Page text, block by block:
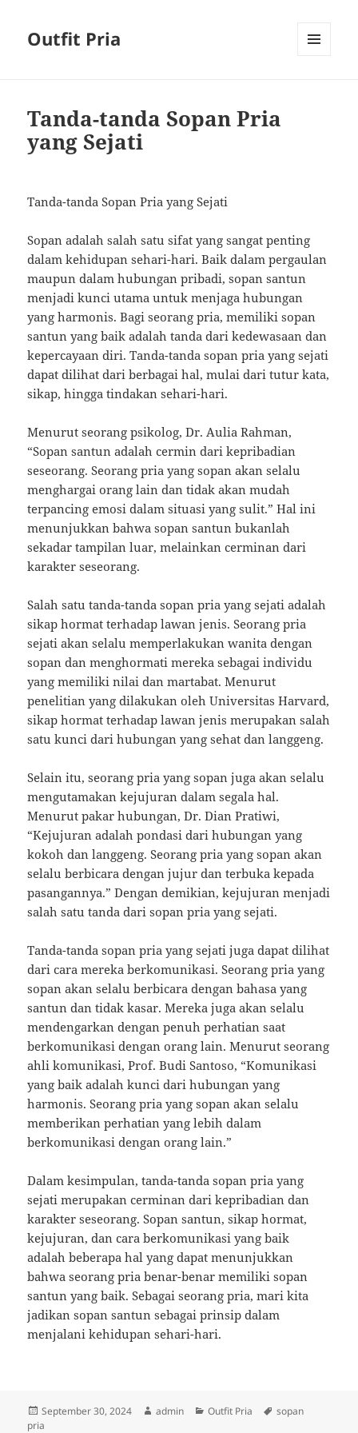
Outfit Pria
Tanda-tanda Sopan Pria
yang Sejati
Tanda-tanda Sopan Pria yang Sejati
Sopan adalah salah satu sifat yang sangat penting
dalam kehidupan sehari-hari. Baik dalam pergaulan
maupun dalam hubungan pribadi, sopan santun
menjadi kunci utama untuk menjaga hubungan
yang harmonis. Bagi seorang pria, memiliki sopan
santun yang baik adalah tanda dari kedewasaan dan
kepercayaan diri. Tanda-tanda sopan pria yang sejati
dapat dilihat dari berbagai hal, mulai dari tutur kata,
sikap, hingga tindakan sehari-hari.
Menurut seorang psikolog, Dr. Aulia Rahman,
“Sopan santun adalah cermin dari kepribadian
seseorang. Seorang pria yang sopan akan selalu
menghargai orang lain dan tidak akan mudah
terpancing emosi dalam situasi yang sulit.” Hal ini
menunjukkan bahwa sopan santun bukanlah
sekadar tampilan luar, melainkan cerminan dari
karakter seseorang.
Salah satu tanda-tanda sopan pria yang sejati adalah
sikap hormat terhadap lawan jenis. Seorang pria
sejati akan selalu memperlakukan wanita dengan
sopan dan menghormati mereka sebagai individu
yang memiliki nilai dan martabat. Menurut
penelitian yang dilakukan oleh Universitas Harvard,
sikap hormat terhadap lawan jenis merupakan salah
satu kunci dari hubungan yang sehat dan langgeng.
Selain itu, seorang pria yang sopan juga akan selalu
mengutamakan kejujuran dalam segala hal.
Menurut pakar hubungan, Dr. Dian Pratiwi,
“Kejujuran adalah pondasi dari hubungan yang
kokoh dan langgeng. Seorang pria yang sopan akan
selalu berbicara dengan jujur dan terbuka kepada
pasangannya.” Dengan demikian, kejujuran menjadi
salah satu tanda dari sopan pria yang sejati.
Tanda-tanda sopan pria yang sejati juga dapat dilihat
dari cara mereka berkomunikasi. Seorang pria yang
sopan akan selalu berbicara dengan bahasa yang
santun dan tidak kasar. Mereka juga akan selalu
mendengarkan dengan penuh perhatian saat
berkomunikasi dengan orang lain. Menurut seorang
ahli komunikasi, Prof. Budi Santoso, “Komunikasi
yang baik adalah kunci dari hubungan yang
harmonis. Seorang pria yang sopan akan selalu
memberikan perhatian yang lebih dalam
berkomunikasi dengan orang lain.”
Dalam kesimpulan, tanda-tanda sopan pria yang
sejati merupakan cerminan dari kepribadian dan
karakter seseorang. Sopan santun, sikap hormat,
kejujuran, dan cara berkomunikasi yang baik
adalah beberapa hal yang dapat menunjukkan
bahwa seorang pria benar-benar memiliki sopan
santun yang baik. Sebagai seorang pria, mari kita
jadikan sopan santun sebagai prinsip dalam
menjalani kehidupan sehari-hari.
Posted
on
September 30, 2024 Author
admin Categories
Outfit Pria Tags
sopan
pria